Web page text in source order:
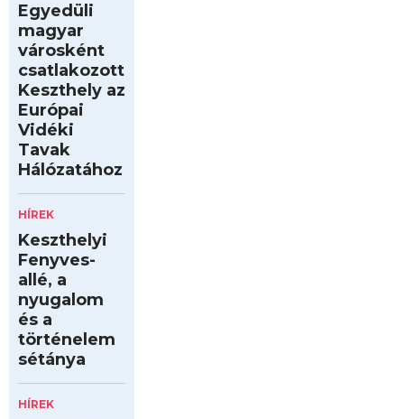
Egyedüli
magyar
városként
csatlakozott
Keszthely az
Európai
Vidéki
Tavak
Hálózatához
HÍREK
Keszthelyi
Fenyves-
allé, a
nyugalom
és a
történelem
sétánya
HÍREK